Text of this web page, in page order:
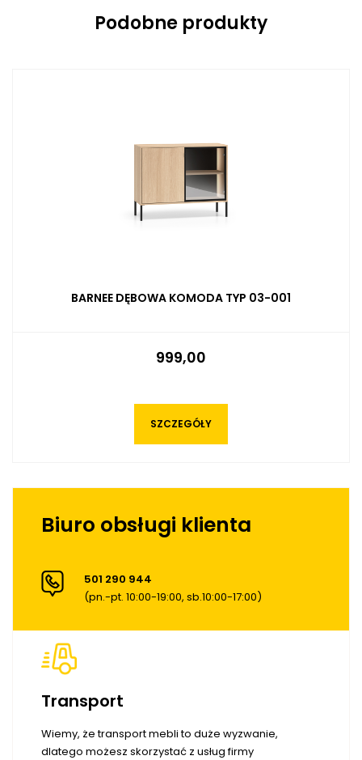
Podobne produkty
BARNEE DĘBOWA KOMODA TYP 03-001
999,00
SZCZEGÓŁY
Biuro obsługi klienta
501 290 944
(pn.-pt. 10:00-19:00, sb.10:00-17:00)
Transport
Wiemy, że transport mebli to duże wyzwanie,
dlatego możesz skorzystać z usług firmy